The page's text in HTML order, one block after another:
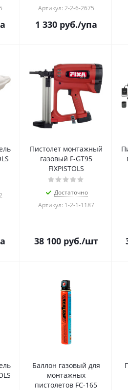
Артикул: 2-2-6-2675
1 330руб./упа
Пистолет монтажный
газовый F-GT95
FIXPISTOLS
Достаточно
Артикул: 1-2-1-1187
38 100руб./шт
Баллон газовый для
монтажных
пистолетов FС-165